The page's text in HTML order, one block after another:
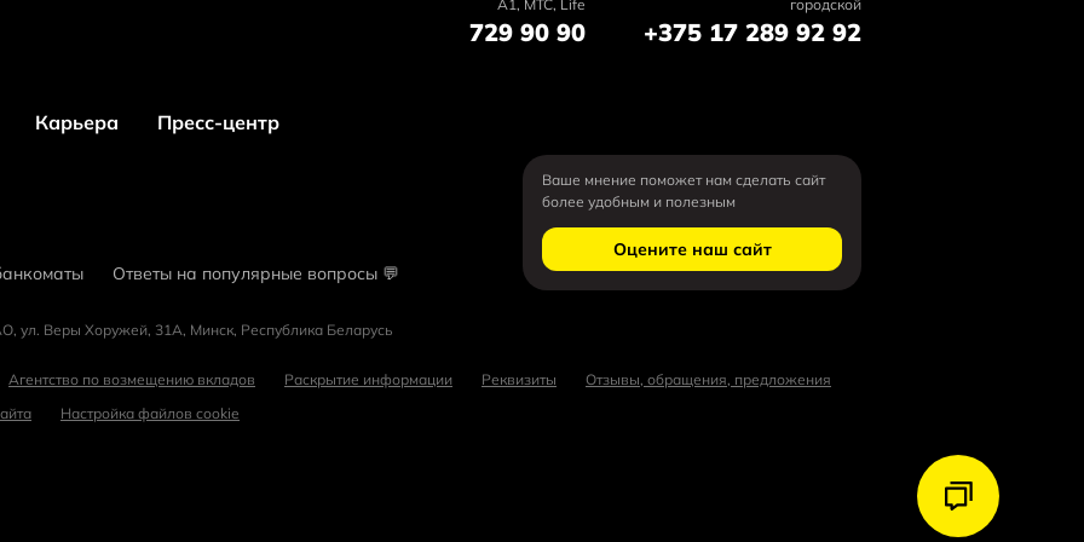
А1, MTC, Life
729 90 90
городской
+375 17 289 92 92
Карьера Пресс-центр
Ответы на популярные вопросы 💬
Ваше мнение поможет нам сделать сайт
более удобным и полезным
Оцените наш сайт
ул. Веры Хоружей, 31А, Минск, Республика Беларусь
Агентство по возмещению вкладов Раскрытие информации Реквизиты
Отзывы, обращения, предложения
Настройка файлов cookie